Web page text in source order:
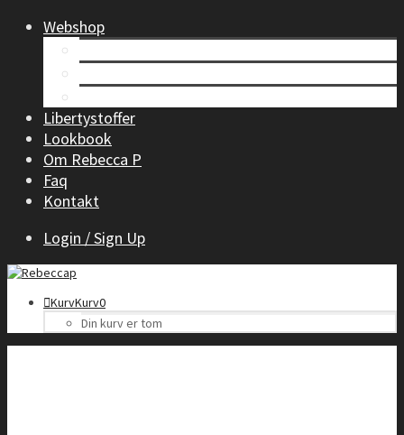
Webshop
Libertystoffer
Lookbook
Om Rebecca P
Faq
Kontakt
Login / Sign Up
KurvKurv0
Din kurv er tom